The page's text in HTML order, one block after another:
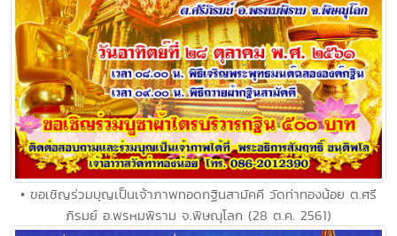
• ขอเชิญร่วมบุญเป็นเจ้าภาพทอดกฐินสามัคคี วัดท่าทองน้อย ต.ศรี
ภิรมย์ อ.พรหมพิราม จ.พิษณุโลก (28 ต.ค. 2561)